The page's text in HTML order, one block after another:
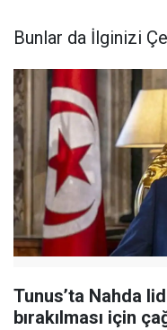
Bunlar da İlginizi
Tunus’ta Nahda
bırakılması için